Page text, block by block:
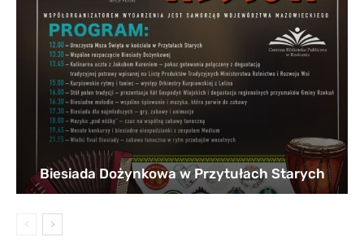
Biesiada Dożynkowa w Przytułach Starych